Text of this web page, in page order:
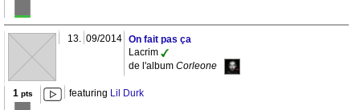
13. 09/2014 On fait pas ça
Lacrim
de l'album Corleone
1 pts featuring Lil Durk